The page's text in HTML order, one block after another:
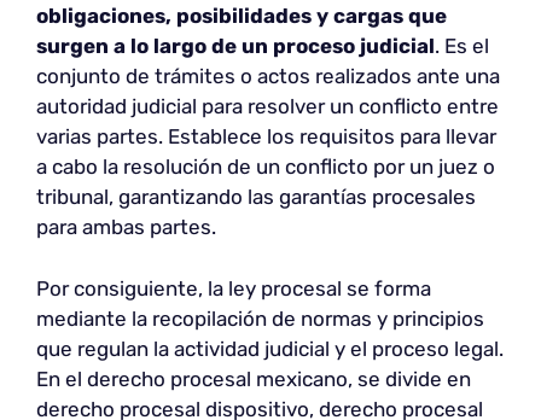
obligaciones, posibilidades y cargas que
surgen a lo largo de un proceso judicial. Es el
conjunto de trámites o actos realizados ante una
autoridad judicial para resolver un conflicto entre
varias partes. Establece los requisitos para llevar
a cabo la resolución de un conflicto por un juez o
tribunal, garantizando las garantías procesales
para ambas partes.
Por consiguiente, la ley procesal se forma
mediante la recopilación de normas y principios
que regulan la actividad judicial y el proceso legal.
En el derecho procesal mexicano, se divide en
derecho procesal dispositivo, derecho procesal